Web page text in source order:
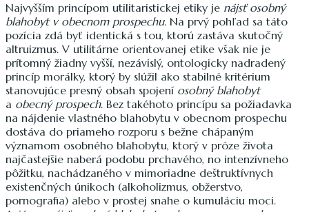
Najvyšším princípom utilitaristickej etiky je nájsť osobný
blahobyt v obecnom prospechu. Na prvý pohľad sa táto
pozícia zdá byť identická s tou, ktorú zastáva skutočný
altruizmus. V utilitárne orientovanej etike však nie je
prítomný žiadny vyšší, nezávislý, ontologicky nadradený
princíp morálky, ktorý by slúžil ako stabilné kritérium
stanovujúce presný obsah spojení osobný blahobyt
a obecný prospech. Bez takéhoto princípu sa požiadavka
na nájdenie vlastného blahobytu v obecnom prospechu
dostáva do priameho rozporu s bežne chápaným
významom osobného blahobytu, ktorý v próze života
najčastejšie naberá podobu prchavého, no intenzívneho
pôžitku, nachádzaného v mimoriadne deštruktívnych
existenčných únikoch (alkoholizmus, obžerstvo,
pornografia) alebo v prostej snahe o kumuláciu moci.